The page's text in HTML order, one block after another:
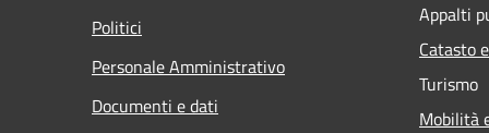
Politici
Personale Amministrativo
Documenti e dati
Appalti
Catasto
Turismo
Mobilità